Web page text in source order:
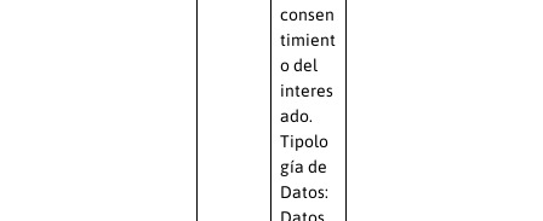
consen
timient
o del
interes
ado.
Tipolo
gía de
Datos:
Datos